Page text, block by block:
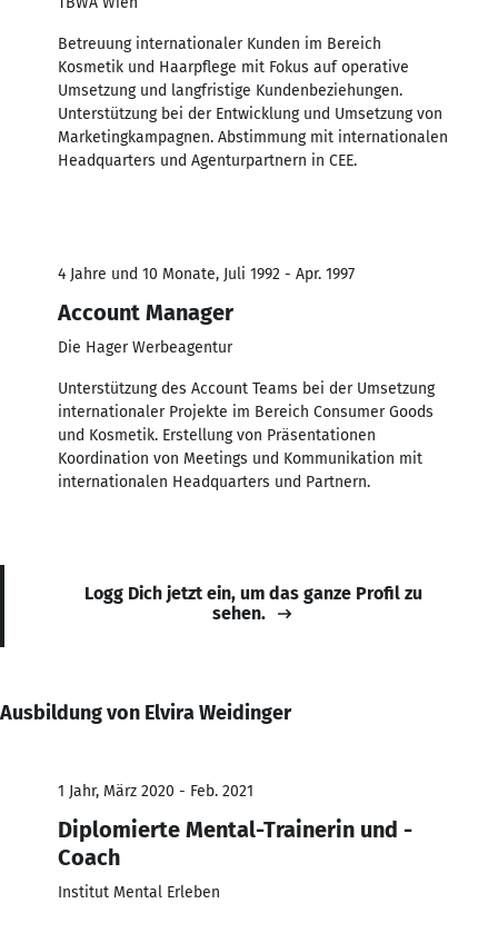
Betreuung internationaler Kunden im Bereich
Kosmetik und Haarpflege mit Fokus auf operative
Umsetzung und langfristige Kundenbeziehungen.
Unterstützung bei der Entwicklung und Umsetzung von
Marketingkampagnen. Abstimmung mit internationalen
Headquarters und Agenturpartnern in CEE.
4 Jahre und 10 Monate, Juli 1992 - Apr. 1997
Account Manager
Die Hager Werbeagentur
Unterstützung des Account Teams bei der Umsetzung
internationaler Projekte im Bereich Consumer Goods
und Kosmetik. Erstellung von Präsentationen
Koordination von Meetings und Kommunikation mit
internationalen Headquarters und Partnern.
Logg Dich jetzt ein, um das ganze Profil zu
sehen.
Ausbildung von Elvira Weidinger
1 Jahr, März 2020 - Feb. 2021
Diplomierte Mental-Trainerin und -
Coach
Institut Mental Erleben